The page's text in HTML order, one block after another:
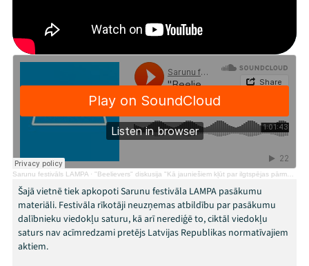
Festivāls
Programma
Arhīvs
Viņi bija LAMPĀ 2026
Ziedo
Veikals
Sarunu festivāls LAMPA · "Beelievers" diskusija "Kā jauniešiem kļūt par ilgtspējas pārmaiņu aģentiem?”
Šajā vietnē tiek apkopoti Sarunu festivāla LAMPA pasākumu
materiāli. Festivāla rīkotāji neuzņemas atbildību par pasākumu
dalībnieku viedokļu saturu, kā arī nerediģē to, ciktāl viedokļu
saturs nav acīmredzami pretējs Latvijas Republikas normatīvajiem
aktiem.